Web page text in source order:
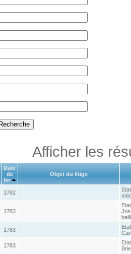
Afficher les
Date
de
fin
Objet du litige
1782
1783
1783
1783